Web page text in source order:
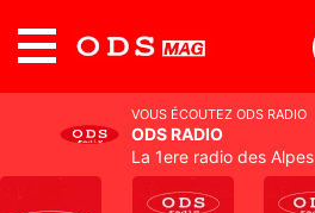
VOUS ÉCOUTEZ ODS RADIO
ODS RADIO
La 1ere radio des Alpes